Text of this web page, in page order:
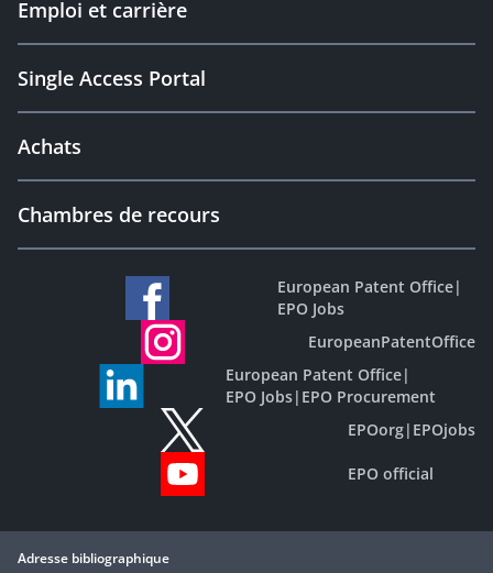
Emploi et carrière
Single Access Portal
Achats
Chambres de recours
European Patent Office|
EPO Jobs
EuropeanPatentOffice
European Patent Office|
EPO Jobs| EPO Procurement
EPOorg| EPOjobs
EPO official
Adresse bibliographique